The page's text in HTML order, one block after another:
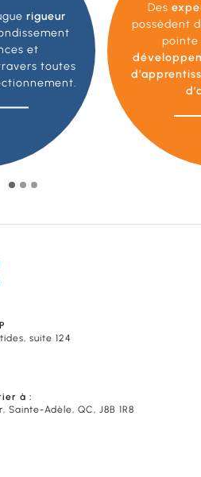
rigueur
et
toutes
Des
possèdent
pointe
suite 124
à :
Sainte-Adèle, QC, J8B 1R8